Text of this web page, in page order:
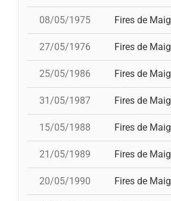
08/05/1975 Fires de Maig
27/05/1976 Fires de Maig
25/05/1986 Fires de Maig
31/05/1987 Fires de Maig
15/05/1988 Fires de Maig
21/05/1989 Fires de Maig
20/05/1990 Fires de Maig